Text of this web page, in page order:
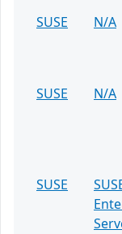
SUSE N/A
SUSE
N/A
SUSE